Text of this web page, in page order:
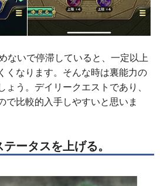
ないで停滞していると、一定以上
くなります。そんな時は裏能力の
う。デイリークエストであり、
で比較的入手しやすいと思いま
ータスを上げる。